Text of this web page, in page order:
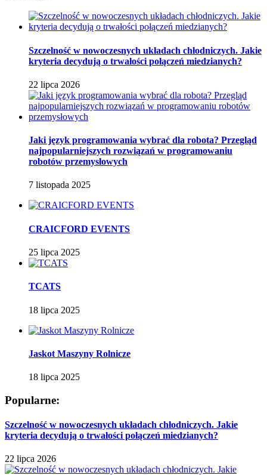
Szczelność w nowoczesnych układach chłodniczych. Jakie
kryteria decydują o trwałości połączeń miedzianych?
22 lipca 2026
Jaki język programowania wybrać dla robota? Przegląd
najpopularniejszych rozwiązań w programowaniu
robotów przemysłowych
7 listopada 2025
CRAICFORD EVENTS
25 lipca 2025
TCATS
18 lipca 2025
Jaskot Maszyny Rolnicze
18 lipca 2025
Popularne:
Szczelność w nowoczesnych układach chłodniczych. Jakie
kryteria decydują o trwałości połączeń miedzianych?
22 lipca 2026